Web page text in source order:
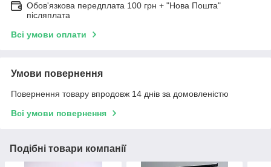
Обов'язкова передплата 100 грн + "Нова Пошта"
післяплата
Всі умови оплати
Умови повернення
Повернення товару впродовж 14 днів за домовленістю
Всі умови повернення
Подібні товари компанії